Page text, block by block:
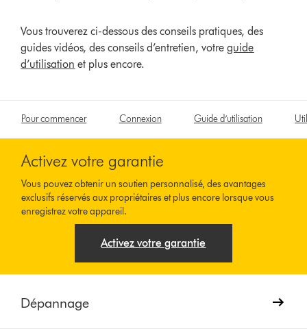
Vous trouverez ci-dessous des conseils pratiques, des
guides vidéos, des conseils d’entretien, votreguide
d’utilisation et plus encore.
Pour commencer Connexion Guide d’utilisation
Activez votre garantie
Vous pouvez obtenir un soutien personnalisé, des avantages
exclusifs réservés aux propriétaires et plus encore lorsque vous
enregistrez votre appareil.
Activez votre garantie
Dépannage